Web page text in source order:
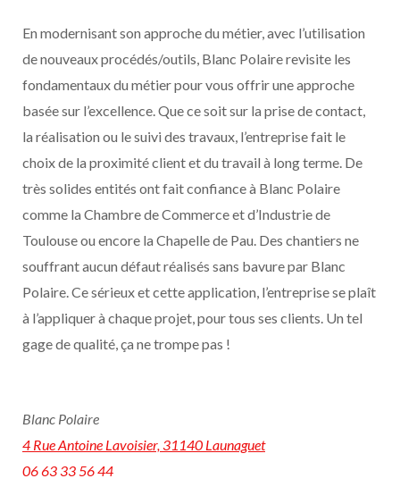
En modernisant son approche du métier, avec l’utilisation
de nouveaux procédés/outils, Blanc Polaire revisite les
fondamentaux du métier pour vous offrir une approche
basée sur l’excellence. Que ce soit sur la prise de contact,
la réalisation ou le suivi des travaux, l’entreprise fait le
choix de la proximité client et du travail à long terme. De
très solides entités ont fait confiance à Blanc Polaire
comme la Chambre de Commerce et d’Industrie de
Toulouse ou encore la Chapelle de Pau. Des chantiers ne
souffrant aucun défaut réalisés sans bavure par Blanc
Polaire. Ce sérieux et cette application, l’entreprise se plaît
à l’appliquer à chaque projet, pour tous ses clients. Un tel
gage de qualité, ça ne trompe pas !
Blanc Polaire
4 Rue Antoine Lavoisier, 31140 Launaguet
06 63 33 56 44